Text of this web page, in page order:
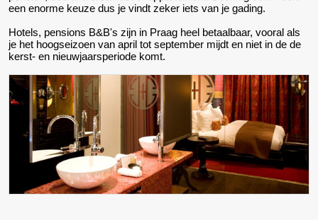
een enorme keuze dus je vindt zeker iets van je gading.
Hotels, pensions B&B's zijn in Praag heel betaalbaar, vooral als
je het hoogseizoen van april tot september mijdt en niet in de de
kerst- en nieuwjaarsperiode komt.